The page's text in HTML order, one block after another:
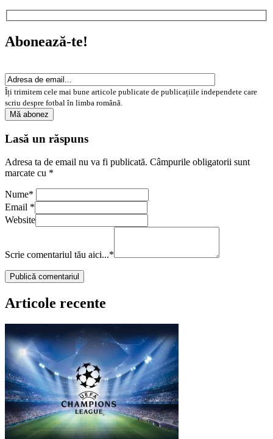
Abonează-te!
Îți trimitem cele mai bune articole publicate de publicațiile independete care
scriu despre fotbal în limba română.
Lasă un răspuns
Adresa ta de email nu va fi publicată. Câmpurile obligatorii sunt
marcate cu *
Nume*
Email *
Website
Scrie comentariul tău aici...*
Articole recente